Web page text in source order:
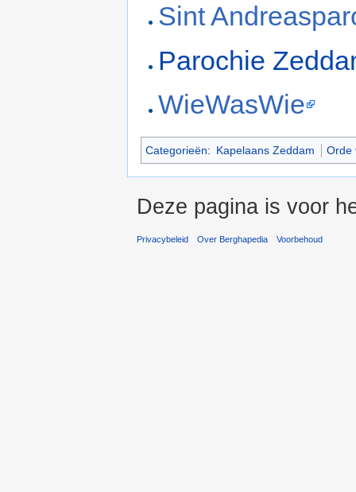
Sint
Parochie
WieWasWie
Categorieën: Kapelaans Zeddam Orde
Deze pagina is voor
Privacybeleid Over Berghapedia Voorbehoud